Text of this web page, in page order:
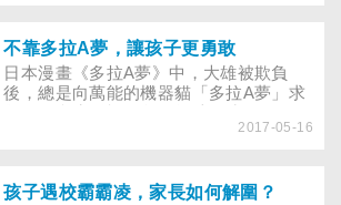
而非卻又無法可管的狀況，父母應該怎麼
辦？
不靠多拉A夢，讓孩子更勇敢
日本漫畫《多拉A夢》中，大雄被欺負
後，總是向萬能的機器貓「多拉A夢」求
「多拉A夢」，但可以幫孩子注入強而有
2017-05-16
孩子遇校霸霸凌，家長如何解圍？